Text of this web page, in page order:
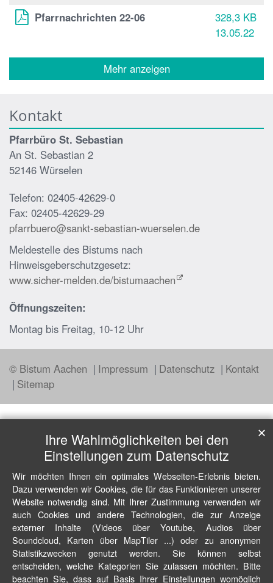
Pfarrnachrichten 22-06
328,3 KB
13.05.22
Mehr anzeigen
Kontakt
Pfarrbüro St. Sebastian
An St. Sebastian 2
52146 Würselen
Telefon: 02405-42629-0
Fax: 02405-42629-29
pfarrbuero@sankt-sebastian-wuerselen.de
Meldestelle des Bistums nach
Hinweisgeberschutzgesetz:
www.sicher-melden.de/bistumaachen
Öffnungszeiten:
Montag bis Freitag, 10-12 Uhr
© Bistum Aachen Impressum Datenschutz
Kontakt
Sitemap
Ihre Wahlmöglichkeiten bei den
Einstellungen zum Datenschutz
Wir möchten Ihnen ein optimales Webseiten-Erlebnis bieten.
Dazu verwenden wir Cookies, die für das Funktionieren unserer
Website notwendig sind. Mit Ihrer Zustimmung verwenden wir
auch Cookies und andere Technologien, die zur Anzeige
externer Inhalte (Videos über Youtube, Audios über
Soundcloud, Karten über MapTiler ...) oder zu anonymen
Statistikzwecken genutzt werden. Sie können selbst
entscheiden, welche Kategorien Sie zulassen möchten. Bitte
beachten Sie, dass auf Basis Ihrer Einstellungen womöglich
✕